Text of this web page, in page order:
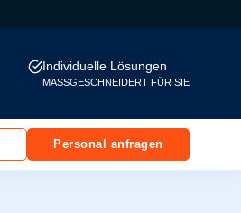
Individuelle Lösungen
MASSGESCHNEIDERT FÜR SIE
Personal anfragen